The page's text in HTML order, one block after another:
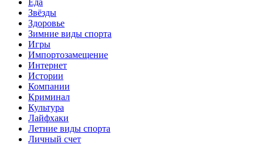
Звёзды
Здоровье
Зимние виды спорта
Игры
Импортозамещение
Интернет
Истории
Компании
Криминал
Культура
Лайфхаки
Летние виды спорта
Личный счет